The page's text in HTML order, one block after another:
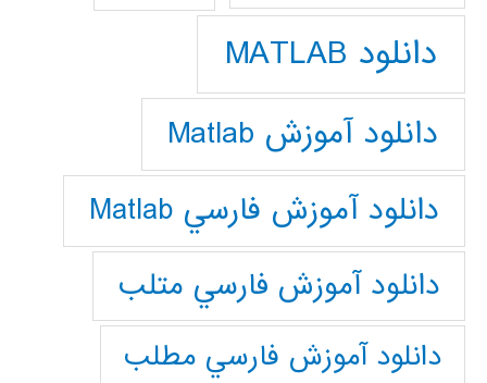
دانلود MATLAB
دانلود آموزش Matlab
دانلود آموزش فارسي Matlab
دانلود آموزش فارسي متلب
دانلود آموزش فارسي مطلب